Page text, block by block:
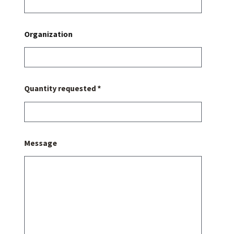
Organization
Quantity requested *
Message